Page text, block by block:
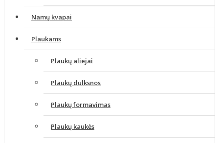
Namų kvapai
Plaukams
Plaukų aliejai
Plaukų dulksnos
Plaukų formavimas
Plaukų kaukės